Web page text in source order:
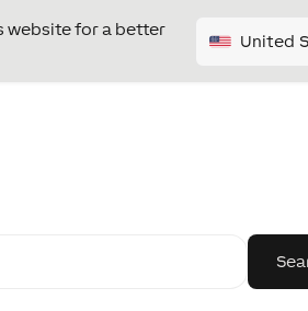
website for a better
United